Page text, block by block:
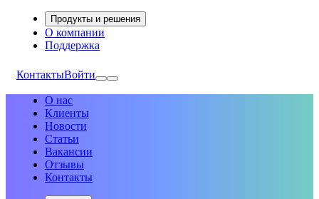
Продукты и решения
О компании
Поддержка
КонтактыВойти
О нас
Клиенты
Новости
Статьи
Вакансии
Отзывы
Контакты